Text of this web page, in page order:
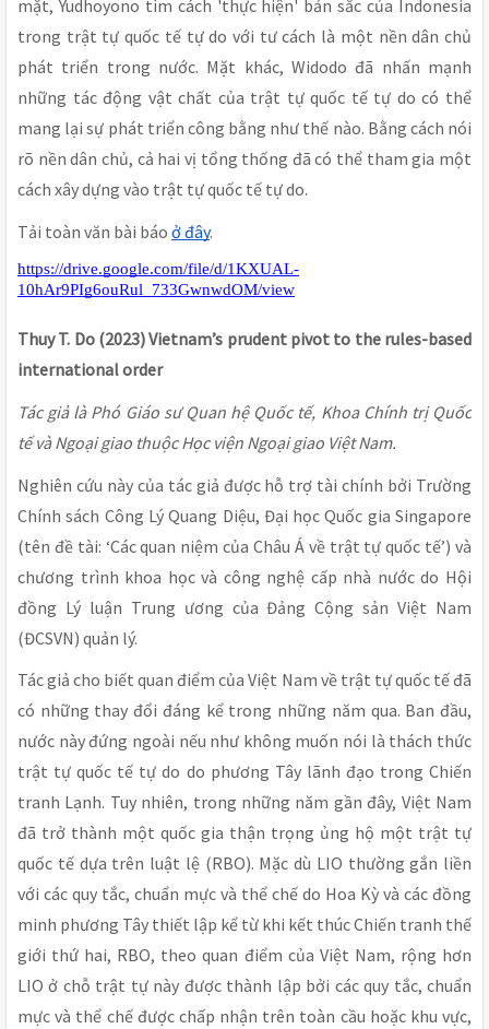
mặt, Yudhoyono tìm cách 'thực hiện' bản sắc của Indonesia
trong trật tự quốc tế tự do với tư cách là một nền dân chủ
phát triển trong nước. Mặt khác, Widodo đã nhấn mạnh
những tác động vật chất của trật tự quốc tế tự do có thể
mang lại sự phát triển công bằng như thế nào. Bằng cách nói
rõ nền dân chủ, cả hai vị tổng thống đã có thể tham gia một
cách xây dựng vào trật tự quốc tế tự do.
Tải toàn văn bài báo ở đây.
https://drive.google.com/file/d/1KXUAL-
10hAr9PIg6ouRul_733GwnwdOM/view
Thuy T. Do (2023) Vietnam’s prudent pivot to the rules-based
international order
Tác giả là Phó Giáo sư Quan hệ Quốc tế, Khoa Chính trị Quốc
tế và Ngoại giao thuộc Học viện Ngoại giao Việt Nam.
Nghiên cứu này của tác giả được hỗ trợ tài chính bởi Trường
Chính sách Công Lý Quang Diệu, Đại học Quốc gia Singapore
(tên đề tài: ‘Các quan niệm của Châu Á về trật tự quốc tế’) và
chương trình khoa học và công nghệ cấp nhà nước do Hội
đồng Lý luận Trung ương của Đảng Cộng sản Việt Nam
(ĐCSVN) quản lý.
Tác giả cho biết quan điểm của Việt Nam về trật tự quốc tế đã
có những thay đổi đáng kể trong những năm qua. Ban đầu,
nước này đứng ngoài nếu như không muốn nói là thách thức
trật tự quốc tế tự do do phương Tây lãnh đạo trong Chiến
tranh Lạnh. Tuy nhiên, trong những năm gần đây, Việt Nam
đã trở thành một quốc gia thận trọng ủng hộ một trật tự
quốc tế dựa trên luật lệ (RBO). Mặc dù LIO thường gắn liền
với các quy tắc, chuẩn mực và thể chế do Hoa Kỳ và các đồng
minh phương Tây thiết lập kể từ khi kết thúc Chiến tranh thế
giới thứ hai, RBO, theo quan điểm của Việt Nam, rộng hơn
LIO ở chỗ trật tự này được thành lập bởi các quy tắc, chuẩn
mực và thể chế được chấp nhận trên toàn cầu hoặc khu vực,